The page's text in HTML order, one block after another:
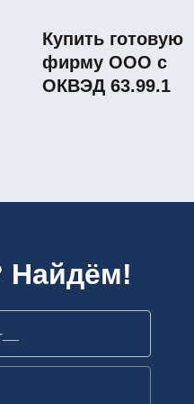
Купить готовую
фирму ООО с
ОКВЭД 63.99.1
Найдём!